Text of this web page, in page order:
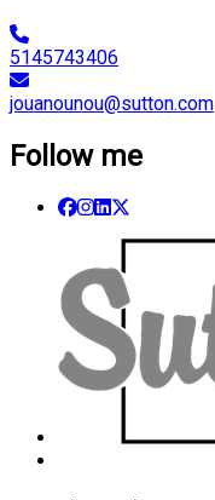
5145743406
jouanounou@sutton.com
Follow me